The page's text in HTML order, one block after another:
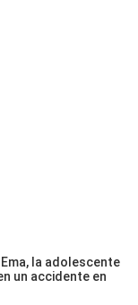
la adolescente
un accidente en